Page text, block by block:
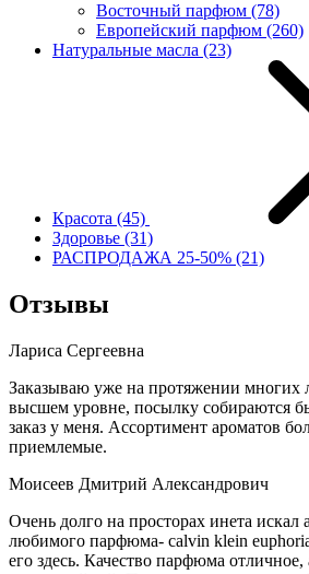
Восточный парфюм (78)
Европейский парфюм (260)
Натуральные масла (23)
Красота (45)
Здоровье (31)
РАСПРОДАЖА 25-50% (21)
Отзывы
Лариса Сергеевна
Заказываю уже на протяжении многих
высшем уровне, посылку собираются
заказ у меня. Ассортимент ароматов
приемлемые.
Моисеев Дмитрий Александрович
Очень долго на просторах инета искал
любимого парфюма- calvin klein
его здесь. Качество парфюма